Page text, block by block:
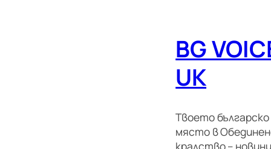
BG
UK
Твоето българско
място в
кралство – новини,